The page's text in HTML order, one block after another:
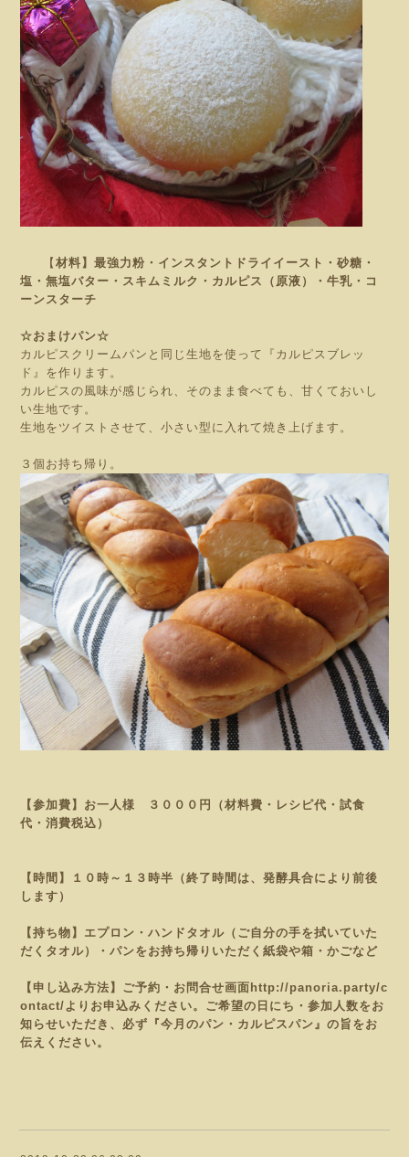
【 材料】最強力粉・インスタントドライイースト・砂糖・
塩・無塩バター・スキムミルク・カルピス（原液）・牛乳・コ
ーンスターチ
☆おまけパン☆
カルピスクリームパンと同じ生地を使って『カルピスブレッ
ド』を作ります。
カルピスの風味が感じられ、そのまま食べても、甘くておいし
い生地です。
生地をツイストさせて、小さい型に入れて焼き上げます。
３個お持ち帰り。
【参加費】お一人様 ３０００円（材料費・レシピ代・試食
代・消費税込）
【時間】１０時～１３時半（終了時間は、発酵具合により前後
します）
【持ち物】エプロン・ハンドタオル（ご自分の手を拭いていた
だくタオル）・パンをお持ち帰りいただく紙袋や箱・かごなど
【申し込み方法】ご予約・お問合せ画面 http://panoria.party/c
ontact/よりお申込みください。 ご希望の日にち・参加人数をお
知らせいただき、必ず『今月のパン・カルピスパン』の旨をお
伝えください。